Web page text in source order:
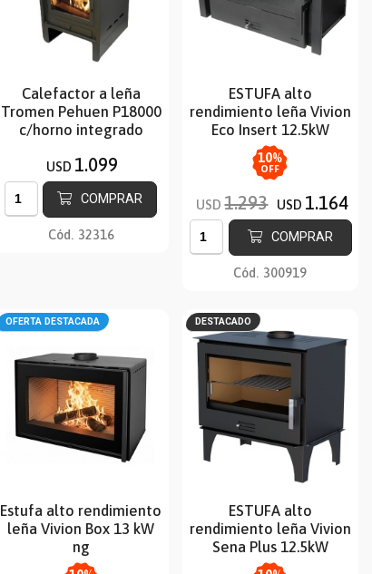
Calefactor a leña
Tromen Pehuen P18000
c/horno integrado
USD 1.099
COMPRAR
Cód. 32316
ESTUFA alto
rendimiento leña Vivion
Eco Insert 12.5kW
10%
OFF
USD 1.293 USD 1.164
COMPRAR
Cód. 300919
OFERTA DESTACADA
Estufa alto rendimiento
leña Vivion Box 13 kW
ng
DESTACADO
ESTUFA alto
rendimiento leña Vivion
Sena Plus 12.5kW